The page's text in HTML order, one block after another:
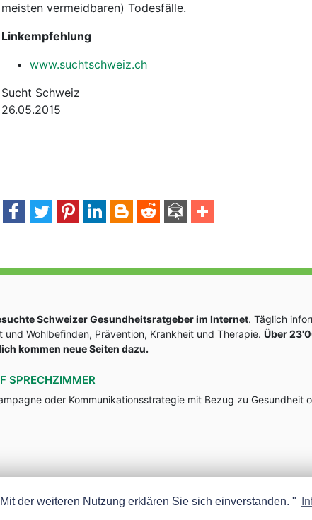
meisten vermeidbaren) Todesfälle.
Linkempfehlung
www.suchtschweiz.ch
Sucht Schweiz
26.05.2015
Schweizer Gesundheitsratgeber im Internet. Täglich
und Wohlbefinden, Prävention, Krankheit und Therapie. Über
kommen neue Seiten dazu.
SPRECHZIMMER
oder Kommunikationsstrategie mit Bezug zu Gesundheit
der weiteren Nutzung erklären Sie sich einverstanden. "